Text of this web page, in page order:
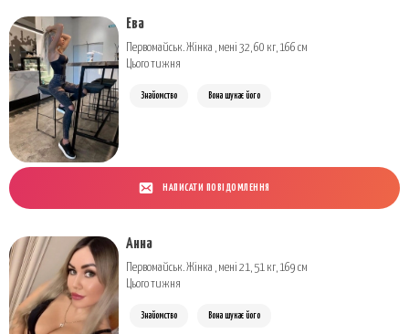
Ева
Первомайськ. Жінка , мені 32, 60 кг, 166 см
Цього тижня
Знайомство Вона шукає його
НАПИСАТИ ПОВІДОМЛЕННЯ
Анна
Первомайськ. Жінка , мені 21, 51 кг, 169 см
Цього тижня
Знайомство Вона шукає його